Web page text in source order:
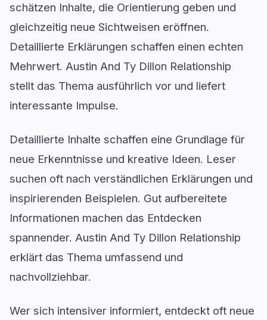
schätzen Inhalte, die Orientierung geben und
gleichzeitig neue Sichtweisen eröffnen.
Detaillierte Erklärungen schaffen einen echten
Mehrwert. Austin And Ty Dillon Relationship
stellt das Thema ausführlich vor und liefert
interessante Impulse.
Detaillierte Inhalte schaffen eine Grundlage für
neue Erkenntnisse und kreative Ideen. Leser
suchen oft nach verständlichen Erklärungen und
inspirierenden Beispielen. Gut aufbereitete
Informationen machen das Entdecken
spannender. Austin And Ty Dillon Relationship
erklärt das Thema umfassend und
nachvollziehbar.
Wer sich intensiver informiert, entdeckt oft neue